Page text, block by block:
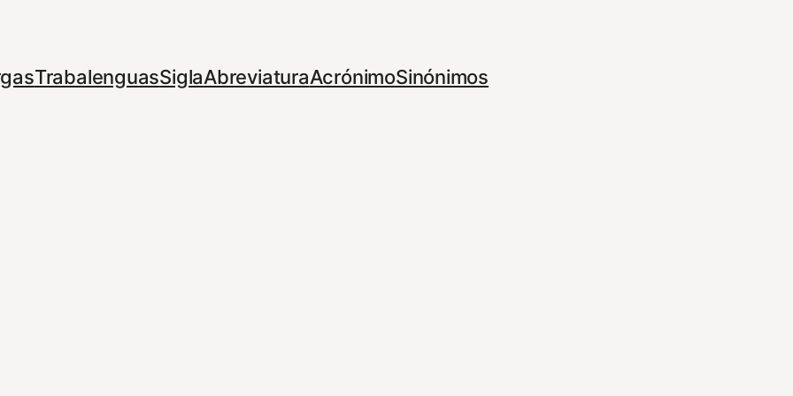
TrabalenguasSiglaAbreviaturaAcrónimoSinónimos